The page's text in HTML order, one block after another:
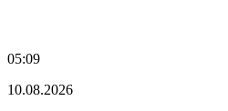
05:09
10.08.2026